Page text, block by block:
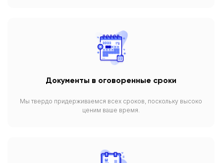
Документы в оговоренные сроки
Мы твердо придерживаемся всех сроков, поскольку высоко
ценим ваше время.